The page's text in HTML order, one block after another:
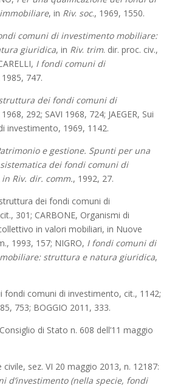
, in Riv. soc., 1969, 1550.
comuni di investimento mobiliare:
giuridica, in Riv. trim. dir. proc. civ.,
I fondi comuni di
747.
dei fondi comuni di
292; SAVI 1968, 724; JAEGER, Sui
investimento, 1969, 1142.
e gestione. Spunti per una
dei fondi comuni di
Riv. dir. comm., 1992, 27.
dei fondi comuni di
301; CARBONE, Organismi di
in valori mobiliari, in Nuove
1993, 157; NIGRO, I fondi comuni di
struttura e natura giuridica,
fondi comuni di investimento, cit., 1142;
753; BOGGIO 2011, 333.
di Stato n. 608 dell’11 maggio
civile, sez. VI 20 maggio 2013, n. 12187:
d’investimento (nella specie, fondi